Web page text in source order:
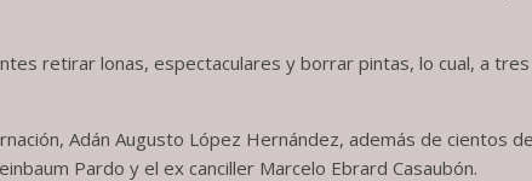
retirar lonas, espectaculares y borrar pintas, lo cual, a tres
Adán Augusto López Hernández, además de cientos
Pardo y el ex canciller Marcelo Ebrard Casaubón.